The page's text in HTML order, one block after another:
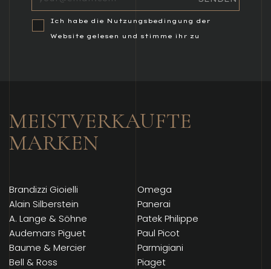
Ich habe die Nutzungsbedingung der
Website gelesen und stimme ihr zu
MEISTVERKAUFTE
MARKEN
Brandizzi Gioielli
Alain Silberstein
A. Lange & Söhne
Audemars Piguet
Baume & Mercier
Bell & Ross
Omega
Panerai
Patek Philippe
Paul Picot
Parmigiani
Piaget